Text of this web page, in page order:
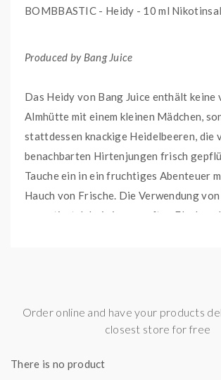
BOMBBASTIC - Heidy - 10 ml
Produced by Bang Juice
Das Heidy von Bang Juice enthält keine
Almhütte mit einem kleinen Mädchen,
stattdessen knackige Heidelbeeren, die
benachbarten Hirtenjungen frisch
Tauche ein in ein fruchtiges Abenteuer
Hauch von Frische. Die Verwendung
garantiert dabei einen sanften Flash und
Pod System verwenden.
den Verdampfer vorab zu reinigen und
Order online and have your products
closest store for free
There is no product